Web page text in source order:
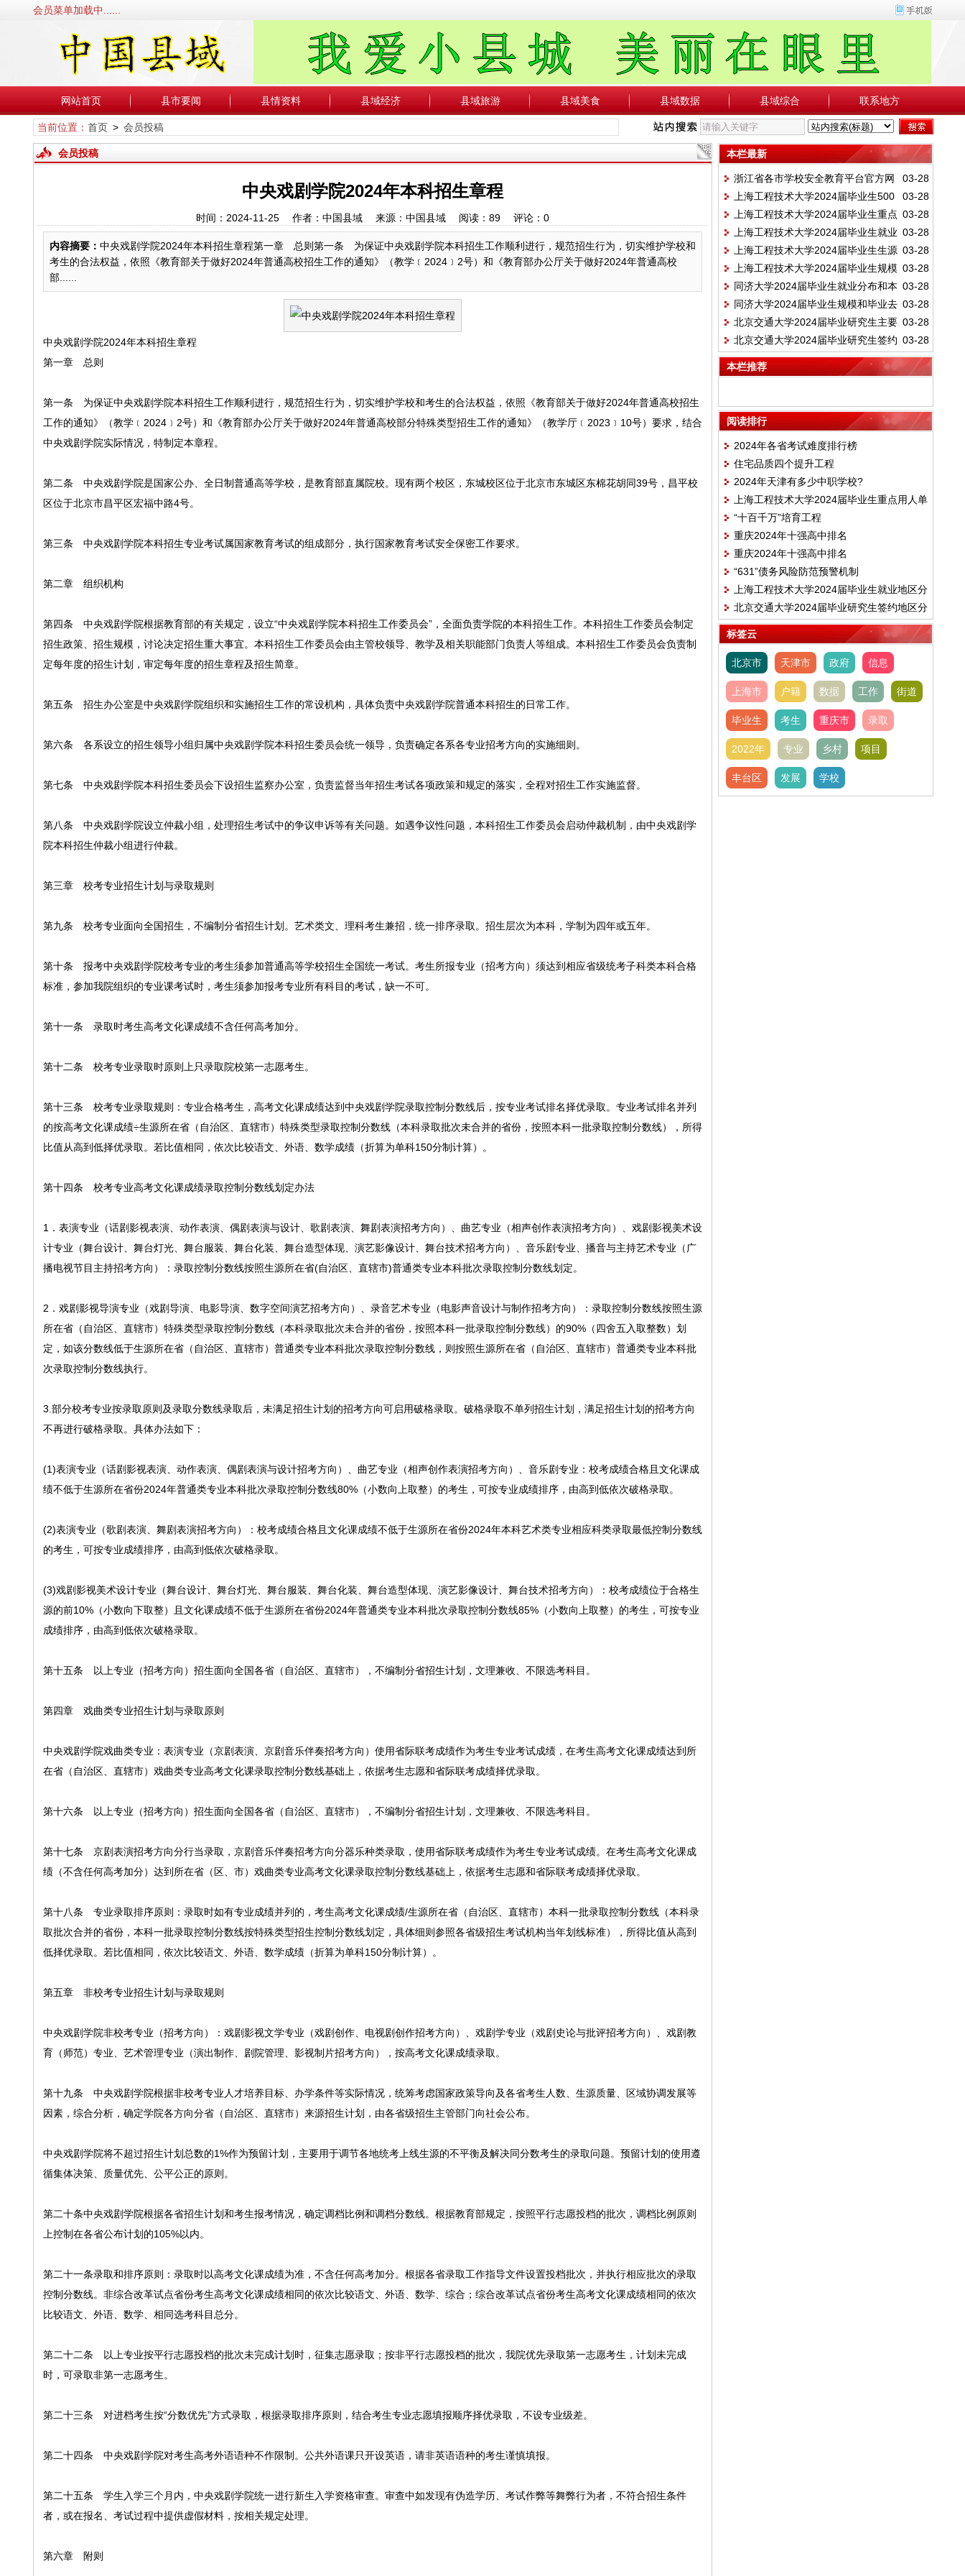
会员菜单加载中......
网站首页 县市要闻 县情资料 县域经济 县域旅游 县域美食 县域数据 县域综合 联系地方
当前位置： 首页> 会员投稿
会员投稿
中央戏剧学院2024年本科招生章程
时间：2024-11-25 作者：中国县域 来源：中国县域 阅读： 89评论： 0
内容摘要： 中央戏剧学院2024年本科招生章程第一章 总则第一条 为保证中央戏剧学院本科招生工作顺利进行，规范招生行为，切实维护学校和
考生的合法权益，依照《教育部关于做好2024年普通高校招生工作的通知》（教学﹝2024﹞2号）和《教育部办公厅关于做好2024年普通高校
部......
中央戏剧学院2024年本科招生章程
第一章 总则
第一条 为保证中央戏剧学院本科招生工作顺利进行，规范招生行为，切实维护学校和考生的合法权益，依照《教育部关于做好2024年普通高校招生
工作的通知》（教学﹝2024﹞2号）和《教育部办公厅关于做好2024年普通高校部分特殊类型招生工作的通知》（教学厅﹝2023﹞10号）要求，结合
中央戏剧学院实际情况，特制定本章程。
第二条 中央戏剧学院是国家公办、全日制普通高等学校，是教育部直属院校。现有两个校区，东城校区位于北京市东城区东棉花胡同39号，昌平校
区位于北京市昌平区宏福中路4号。
第三条 中央戏剧学院本科招生专业考试属国家教育考试的组成部分，执行国家教育考试安全保密工作要求。
第二章 组织机构
第四条 中央戏剧学院根据教育部的有关规定，设立“中央戏剧学院本科招生工作委员会”，全面负责学院的本科招生工作。本科招生工作委员会制定
招生政策、招生规模，讨论决定招生重大事宜。本科招生工作委员会由主管校领导、教学及相关职能部门负责人等组成。本科招生工作委员会负责制
定每年度的招生计划，审定每年度的招生章程及招生简章。
第五条 招生办公室是中央戏剧学院组织和实施招生工作的常设机构，具体负责中央戏剧学院普通本科招生的日常工作。
第六条 各系设立的招生领导小组归属中央戏剧学院本科招生委员会统一领导，负责确定各系各专业招考方向的实施细则。
第七条 中央戏剧学院本科招生委员会下设招生监察办公室，负责监督当年招生考试各项政策和规定的落实，全程对招生工作实施监督。
第八条 中央戏剧学院设立仲裁小组，处理招生考试中的争议申诉等有关问题。如遇争议性问题，本科招生工作委员会启动仲裁机制，由中央戏剧学
院本科招生仲裁小组进行仲裁。
第三章 校考专业招生计划与录取规则
第九条 校考专业面向全国招生，不编制分省招生计划。艺术类文、理科考生兼招，统一排序录取。招生层次为本科，学制为四年或五年。
第十条 报考中央戏剧学院校考专业的考生须参加普通高等学校招生全国统一考试。考生所报专业（招考方向）须达到相应省级统考子科类本科合格
标准，参加我院组织的专业课考试时，考生须参加报考专业所有科目的考试，缺一不可。
第十一条 录取时考生高考文化课成绩不含任何高考加分。
第十二条 校考专业录取时原则上只录取院校第一志愿考生。
第十三条 校考专业录取规则：专业合格考生，高考文化课成绩达到中央戏剧学院录取控制分数线后，按专业考试排名择优录取。专业考试排名并列
的按高考文化课成绩÷生源所在省（自治区、直辖市）特殊类型录取控制分数线（本科录取批次未合并的省份，按照本科一批录取控制分数线），所得
比值从高到低择优录取。若比值相同，依次比较语文、外语、数学成绩（折算为单科150分制计算）。
第十四条 校考专业高考文化课成绩录取控制分数线划定办法
1．表演专业（话剧影视表演、动作表演、偶剧表演与设计、歌剧表演、舞剧表演招考方向）、曲艺专业（相声创作表演招考方向）、戏剧影视美术设
计专业（舞台设计、舞台灯光、舞台服装、舞台化装、舞台造型体现、演艺影像设计、舞台技术招考方向）、音乐剧专业、播音与主持艺术专业（广
播电视节目主持招考方向）：录取控制分数线按照生源所在省(自治区、直辖市)普通类专业本科批次录取控制分数线划定。
2．戏剧影视导演专业（戏剧导演、电影导演、数字空间演艺招考方向）、录音艺术专业（电影声音设计与制作招考方向）：录取控制分数线按照生源
所在省（自治区、直辖市）特殊类型录取控制分数线（本科录取批次未合并的省份，按照本科一批录取控制分数线）的90%（四舍五入取整数）划
定，如该分数线低于生源所在省（自治区、直辖市）普通类专业本科批次录取控制分数线，则按照生源所在省（自治区、直辖市）普通类专业本科批
次录取控制分数线执行。
3.部分校考专业按录取原则及录取分数线录取后，未满足招生计划的招考方向可启用破格录取。破格录取不单列招生计划，满足招生计划的招考方向
不再进行破格录取。具体办法如下：
(1)表演专业（话剧影视表演、动作表演、偶剧表演与设计招考方向）、曲艺专业（相声创作表演招考方向）、音乐剧专业：校考成绩合格且文化课成
绩不低于生源所在省份2024年普通类专业本科批次录取控制分数线80%（小数向上取整）的考生，可按专业成绩排序，由高到低依次破格录取。
(2)表演专业（歌剧表演、舞剧表演招考方向）：校考成绩合格且文化课成绩不低于生源所在省份2024年本科艺术类专业相应科类录取最低控制分数线
的考生，可按专业成绩排序，由高到低依次破格录取。
(3)戏剧影视美术设计专业（舞台设计、舞台灯光、舞台服装、舞台化装、舞台造型体现、演艺影像设计、舞台技术招考方向）：校考成绩位于合格生
源的前10%（小数向下取整）且文化课成绩不低于生源所在省份2024年普通类专业本科批次录取控制分数线85%（小数向上取整）的考生，可按专业
成绩排序，由高到低依次破格录取。
第十五条 以上专业（招考方向）招生面向全国各省（自治区、直辖市），不编制分省招生计划，文理兼收、不限选考科目。
第四章 戏曲类专业招生计划与录取原则
中央戏剧学院戏曲类专业：表演专业（京剧表演、京剧音乐伴奏招考方向）使用省际联考成绩作为考生专业考试成绩，在考生高考文化课成绩达到所
在省（自治区、直辖市）戏曲类专业高考文化课录取控制分数线基础上，依据考生志愿和省际联考成绩择优录取。
第十六条 以上专业（招考方向）招生面向全国各省（自治区、直辖市），不编制分省招生计划，文理兼收、不限选考科目。
第十七条 京剧表演招考方向分行当录取，京剧音乐伴奏招考方向分器乐种类录取，使用省际联考成绩作为考生专业考试成绩。在考生高考文化课成
绩（不含任何高考加分）达到所在省（区、市）戏曲类专业高考文化课录取控制分数线基础上，依据考生志愿和省际联考成绩择优录取。
第十八条 专业录取排序原则：录取时如有专业成绩并列的，考生高考文化课成绩/生源所在省（自治区、直辖市）本科一批录取控制分数线（本科录
取批次合并的省份，本科一批录取控制分数线按特殊类型招生控制分数线划定，具体细则参照各省级招生考试机构当年划线标准），所得比值从高到
低择优录取。若比值相同，依次比较语文、外语、数学成绩（折算为单科150分制计算）。
第五章 非校考专业招生计划与录取规则
中央戏剧学院非校考专业（招考方向）：戏剧影视文学专业（戏剧创作、电视剧创作招考方向）、戏剧学专业（戏剧史论与批评招考方向）、戏剧教
育（师范）专业、艺术管理专业（演出制作、剧院管理、影视制片招考方向），按高考文化课成绩录取。
第十九条 中央戏剧学院根据非校考专业人才培养目标、办学条件等实际情况，统筹考虑国家政策导向及各省考生人数、生源质量、区域协调发展等
因素，综合分析，确定学院各方向分省（自治区、直辖市）来源招生计划，由各省级招生主管部门向社会公布。
中央戏剧学院将不超过招生计划总数的1%作为预留计划，主要用于调节各地统考上线生源的不平衡及解决同分数考生的录取问题。预留计划的使用遵
循集体决策、质量优先、公平公正的原则。
第二十条中央戏剧学院根据各省招生计划和考生报考情况，确定调档比例和调档分数线。根据教育部规定，按照平行志愿投档的批次，调档比例原则
上控制在各省公布计划的105%以内。
第二十一条录取和排序原则：录取时以高考文化课成绩为准，不含任何高考加分。根据各省录取工作指导文件设置投档批次，并执行相应批次的录取
控制分数线。非综合改革试点省份考生高考文化课成绩相同的依次比较语文、外语、数学、综合；综合改革试点省份考生高考文化课成绩相同的依次
比较语文、外语、数学、相同选考科目总分。
第二十二条 以上专业按平行志愿投档的批次未完成计划时，征集志愿录取；按非平行志愿投档的批次，我院优先录取第一志愿考生，计划未完成
时，可录取非第一志愿考生。
第二十三条 对进档考生按“分数优先”方式录取，根据录取排序原则，结合考生专业志愿填报顺序择优录取，不设专业级差。
第二十四条 中央戏剧学院对考生高考外语语种不作限制。公共外语课只开设英语，请非英语语种的考生谨慎填报。
第二十五条 学生入学三个月内，中央戏剧学院统一进行新生入学资格审查。审查中如发现有伪造学历、考试作弊等舞弊行为者，不符合招生条件
者，或在报名、考试过程中提供虚假材料，按相关规定处理。
第六章 附则
本栏最新
03-28
浙江省各市学校安全教育平台官方网
址
03-28
上海工程技术大学2024届毕业生500
强及行业知名企业就业情况
03-28
上海工程技术大学2024届毕业生重点
用人单位分布
03-28
上海工程技术大学2024届毕业生就业
地区分布情况
03-28
上海工程技术大学2024届毕业生生源
地分布和民族结构
03-28
上海工程技术大学2024届毕业生规模
和结构（学院、性别）
03-28
同济大学2024届毕业生就业分布和本
科生深造情况
03-28
同济大学2024届毕业生规模和毕业去
向落实情况
03-28
北京交通大学2024届毕业研究生主要
签约单位名单
03-28
北京交通大学2024届毕业研究生签约
地区分布情况
本栏推荐
阅读排行
2024年各省考试难度排行榜
住宅品质四个提升工程
2024年天津有多少中职学校?
上海工程技术大学2024届毕业生重点用人单
位分布
“十百千万”培育工程
重庆2024年十强高中排名
重庆2024年十强高中排名
“631”债务风险防范预警机制
上海工程技术大学2024届毕业生就业地区分
布情况
北京交通大学2024届毕业研究生签约地区分
布情况
标签云
北京市 天津市 政府 信息
上海市 户籍 数据 工作 街道
毕业生 考生 重庆市 录取
2022年 专业 乡村 项目
丰台区 发展 学校